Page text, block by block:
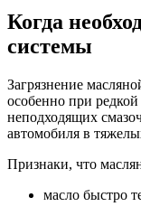
Когда
системы
Загрязнение
особенно при
неподходящих
автомобиля в
Признаки, что
масло быстро